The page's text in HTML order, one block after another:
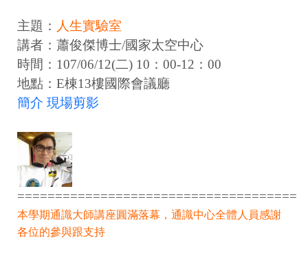
主題： 人生實驗室
講者：蕭俊傑博士/國家太空中心
時間：107/06/12(二) 10：00-12：00
地點：E棟13樓國際會議廳
簡介 現場剪影
=====================================
本學期通識大師講座圓滿落幕，通識中心全體人員感謝
各位的參與跟支持